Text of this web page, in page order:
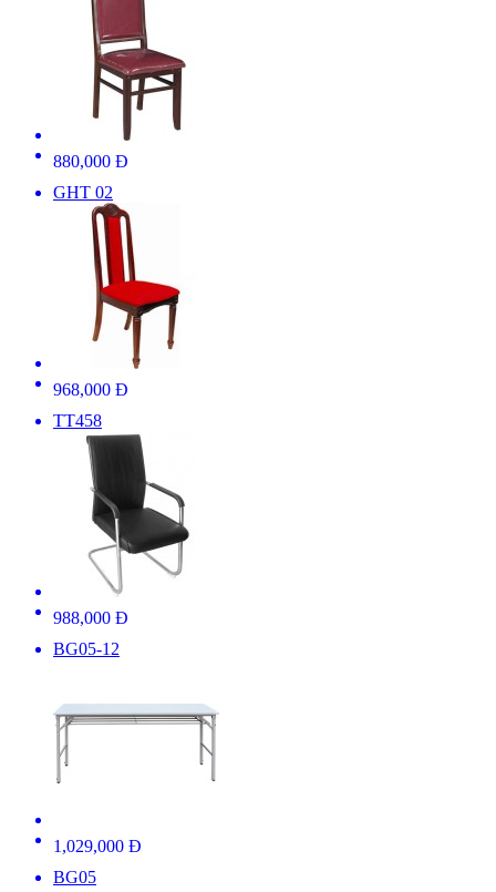
880,000 Đ
GHT 02
968,000 Đ
TT458
988,000 Đ
BG05-12
1,029,000 Đ
BG05